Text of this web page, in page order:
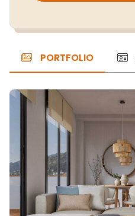
PORTFOLIO